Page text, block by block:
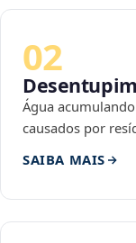
02
Água
causados por
SAIBA MAIS